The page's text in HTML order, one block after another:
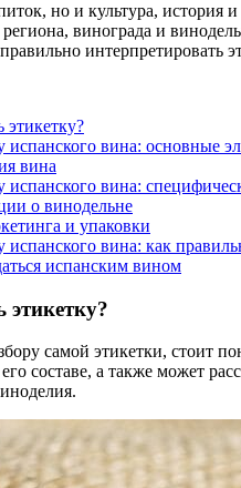
но и культура, история
винограда и
интерпретировать
этикетку?
испанского вина: основные
вина
испанского вина:
о винодельне
и упаковки
испанского вина: как
испанским вином
этикетку?
самой этикетки, стоит
составе, а также может